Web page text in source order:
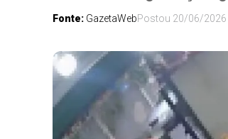
Fonte: GazetaWebPostou 20/06/2026